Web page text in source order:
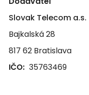
Slovak Telecom a.s.
Bajkalská 28
817 62 Bratislava
IČO: 35763469